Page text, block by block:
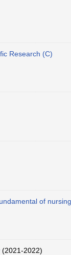
Research (C)
of
(2021-2022)